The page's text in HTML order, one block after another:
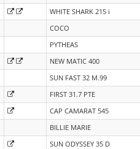
WHITE SHARK 215 i
COCO
PYTHEAS
NEW MATIC 400
SUN FAST 32 M.99
FIRST 31.7 PTE
CAP CAMARAT 545
BILLIE MARIE
SUN ODYSSEY 35 D